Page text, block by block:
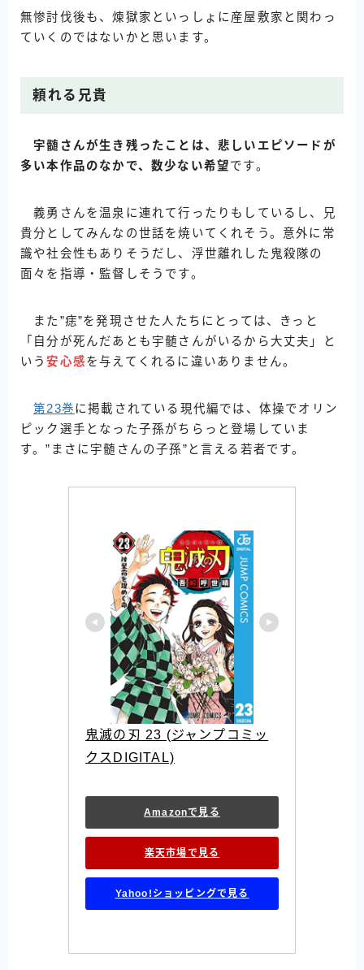
無惨討伐後も、煉獄家といっしょに産屋敷家と関わっ
ていくのではないかと思います。
頼れる兄貴
宇髄さんが生き残ったことは、悲しいエピソードが
多い本作品のなかで、数少ない希望です。
義勇さんを温泉に連れて行ったりもしているし、兄
貴分としてみんなの世話を焼いてくれそう。意外に常
識や社会性もありそうだし、浮世離れした鬼殺隊の
面々を指導・監督しそうです。
また”痣”を発現させた人たちにとっては、きっと
「自分が死んだあとも宇髄さんがいるから大丈夫」と
いう安心感を与えてくれるに違いありません。
第23巻に掲載されている現代編では、体操でオリン
ピック選手となった子孫がちらっと登場していま
す。”まさに宇髄さんの子孫”と言える若者です。
鬼滅の刃 23 (ジャンプコミッ
クスDIGITAL)
Amazonで見る
楽天市場で見る
Yahoo!ショッピングで見る